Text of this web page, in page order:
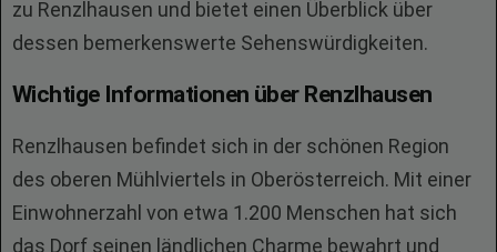
zu Renzlhausen und bietet einen Überblick über
dessen bemerkenswerte Sehenswürdigkeiten.
Wichtige Informationen über Renzlhausen
Renzlhausen befindet sich in der schönen Region
des oberen Mühlviertels in Oberösterreich. Mit einer
Einwohnerzahl von etwa 1.200 Menschen hat sich
das Dorf seinen ländlichen Charme bewahrt und